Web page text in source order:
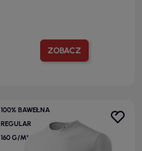
ZOBACZ
100% BAWEŁNA
REGULAR
160 G/M²